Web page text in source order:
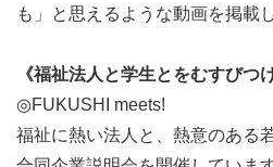
も」と思えるような動画を掲載
《福祉法人と学生とをむすびつ
◎FUKUSHI meets!
福祉に熱い法人と、熱意のある